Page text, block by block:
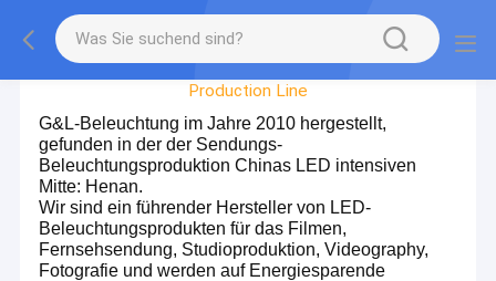
Factory Tour
Production Line
G&L-Beleuchtung im Jahre 2010 hergestellt,
gefunden in der der Sendungs-
Beleuchtungsproduktion Chinas LED intensiven
Mitte: Henan.
Wir sind ein führender Hersteller von LED-
Beleuchtungsprodukten für das Filmen,
Fernsehsendung, Studioproduktion, Videography,
Fotografie und werden auf Energiesparende